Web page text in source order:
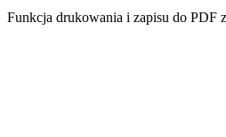
Funkcja drukowania i zapisu do